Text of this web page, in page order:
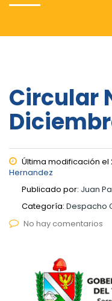
Circular
Última modificación el
Hernandez
Publicado por: Juan
Categoría: Despacho
No hay comentarios